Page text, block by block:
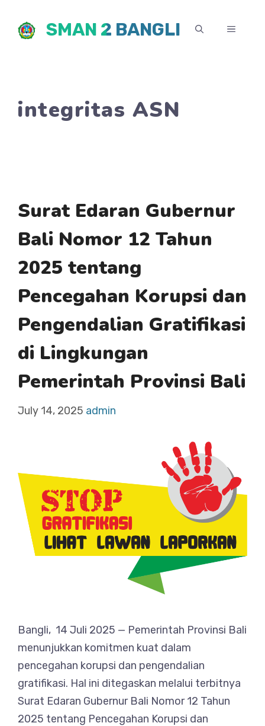
SMAN 2 BANGLI MENU
integritas ASN
Surat Edaran Gubernur
Bali Nomor 12 Tahun
2025 tentang
Pencegahan Korupsi dan
Pengendalian Gratifikasi
di Lingkungan
Pemerintah Provinsi Bali
July 14, 2025 admin
Bangli, 14 Juli 2025 — Pemerintah Provinsi Bali
menunjukkan komitmen kuat dalam
pencegahan korupsi dan pengendalian
gratifikasi. Hal ini ditegaskan melalui terbitnya
Surat Edaran Gubernur Bali Nomor 12 Tahun
2025 tentang Pencegahan Korupsi dan